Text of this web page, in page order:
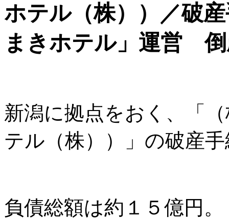
ホテル（株））／破
まきホテル」運営 倒
新潟に拠点をおく、「
テル（株））」の破産
負債総額は約１５億円。